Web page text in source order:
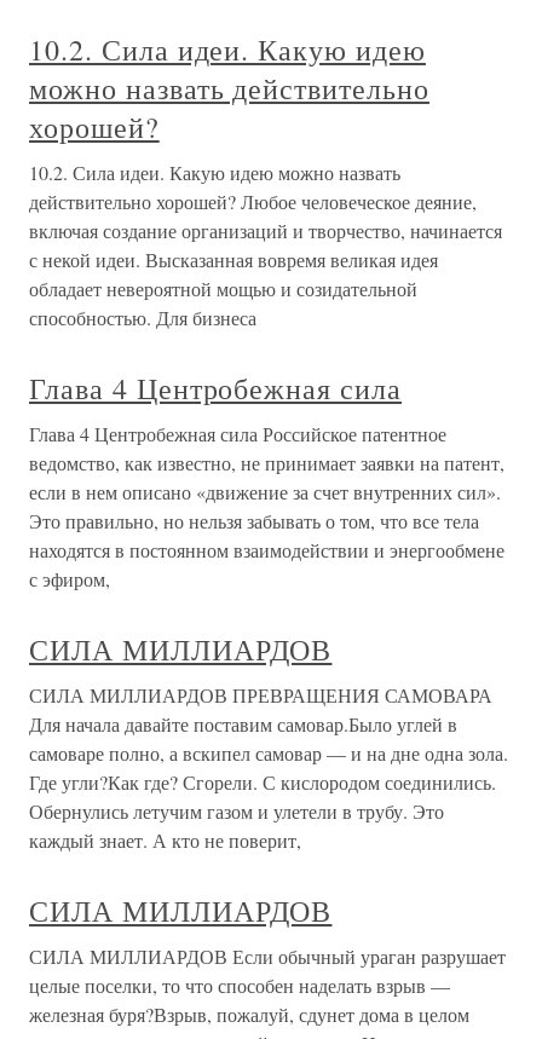
10.2. Сила идеи. Какую идею
можно назвать действительно
хорошей?
10.2. Сила идеи. Какую идею можно назвать
действительно хорошей? Любое человеческое деяние,
включая создание организаций и творчество, начинается
с некой идеи. Высказанная вовремя великая идея
обладает невероятной мощью и созидательной
способностью. Для бизнеса
Глава 4 Центробежная сила
Глава 4 Центробежная сила Российское патентное
ведомство, как известно, не принимает заявки на патент,
если в нем описано «движение за счет внутренних сил».
Это правильно, но нельзя забывать о том, что все тела
находятся в постоянном взаимодействии и энергообмене
с эфиром,
СИЛА МИЛЛИАРДОВ
СИЛА МИЛЛИАРДОВ ПРЕВРАЩЕНИЯ САМОВАРА
Для начала давайте поставим самовар.Было углей в
самоваре полно, а вскипел самовар — и на дне одна зола.
Где угли?Как где? Сгорели. С кислородом соединились.
Обернулись летучим газом и улетели в трубу. Это
каждый знает. А кто не поверит,
СИЛА МИЛЛИАРДОВ
СИЛА МИЛЛИАРДОВ Если обычный ураган разрушает
целые поселки, то что способен наделать взрыв —
железная буря?Взрыв, пожалуй, сдунет дома в целом